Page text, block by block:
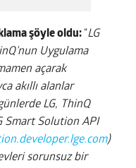
şöyle oldu: “LG
Uygulama
açarak
akıllı alanlar
LG, ThinQ
Smart Solution API
)
sorunsuz bir